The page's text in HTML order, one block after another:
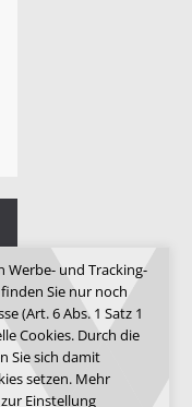
Werbe- und Tracking-
Sie nur noch
(Art. 6 Abs. 1 Satz 1
Cookies. Durch die
Sie sich damit
setzen. Mehr
Einstellung